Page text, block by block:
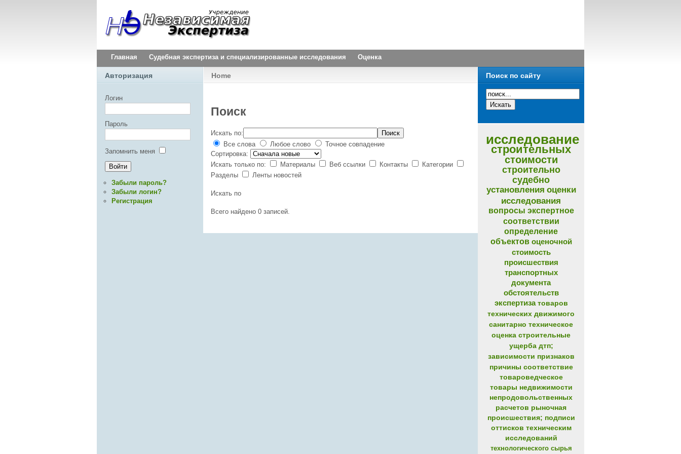
Главная Судебная экспертиза и специализированные исследования Оценка
Home
Поиск
Искать по:
Поиск
Все слова
Любое слово
Точное совпадение
Сортировка:
Искать только по:
Материалы Веб ссылки Контакты
Категории
Разделы
Ленты новостей
Искать по
Всего найдено 0 записей.
Авторизация
Логин
Пароль
Запомнить меня
Забыли пароль?
Забыли логин?
Регистрация
Поиск по сайту
исследование
строительных
стоимости
строительно
судебно
установления оценки
исследования
вопросы экспертное
соответствии
определение
объектов оценочной
стоимость
происшествия
транспортных
документа
обстоятельств
экспертиза товаров
технических движимого
санитарно техническое
оценка строительные
ущерба дтп;
зависимости признаков
причины соответствие
товароведческое
товары недвижимости
непродовольственных
расчетов рыночная
происшествия; подписи
оттисков техническим
исследований
технологического сырья